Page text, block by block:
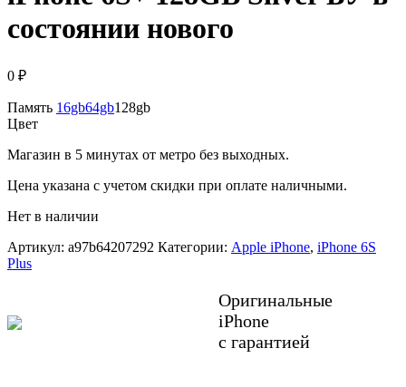
состоянии нового
0 ₽
Память 16gb64gb128gb
Цвет
Магазин в 5 минутах от метро без выходных.
Цена указана с учетом скидки при оплате наличными.
Нет в наличии
Артикул: a97b64207292 Категории: Apple iPhone, iPhone 6S
Plus
Оригинальные
iPhone
с гарантией